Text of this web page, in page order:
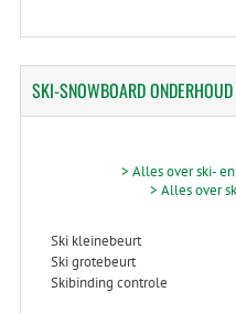
SKI-SNOWBOARDONDERHOUD
> Alles over ski-
> Alles over
Ski kleinebeurt
Ski grotebeurt
Skibinding controle